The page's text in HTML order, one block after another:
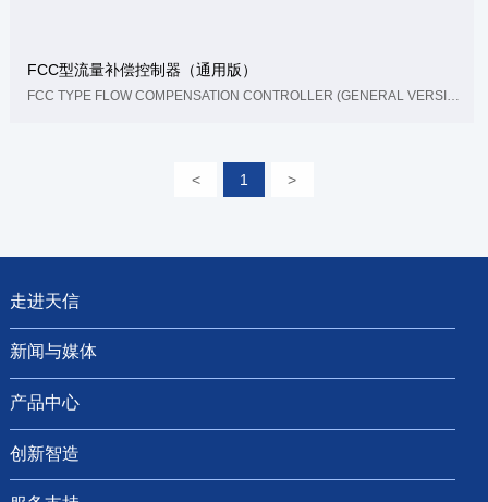
FCC型流量补偿控制器（通用版）
FCC TYPE FLOW COMPENSATION CONTROLLER (GENERAL VERSION)
< 1 >
走进天信
新闻与媒体
产品中心
创新智造